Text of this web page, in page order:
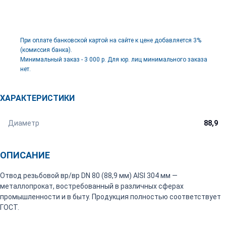
При оплате банковской картой на сайте к цене добавляется 3%
(комиссия банка).
Минимальный заказ - 3 000 р. Для юр. лиц минимального заказа
нет.
ХАРАКТЕРИСТИКИ
Диаметр 88,9
ОПИСАНИЕ
Отвод резьбовой вр/вр DN 80 (88,9 мм) AISI 304 мм —
металлопрокат, востребованный в различных сферах
промышленности и в быту. Продукция полностью соответствует
ГОСТ.